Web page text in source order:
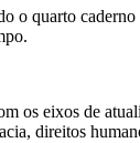
quarto
os eixos de
direitos